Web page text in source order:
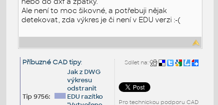
Ale není to moc šikovné, a potřebuji nějak
detekovat, zda výkres je či není v EDU verzi :-(
Sdílet na:
Pro technickou podporu CAD
Příbuzné CAD tipy:
Tip 9756:
Jak z DWG
výkresu
odstranit
EDU razítko